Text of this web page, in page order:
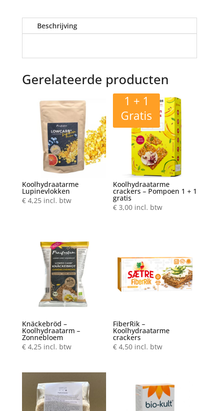
Beschrijving
Gerelateerde producten
Koolhydraatarme
Lupinevlokken
€4,25 incl. btw
Koolhydraatarme
crackers – Pompoen 1 + 1
gratis
€ 3,00 incl. btw
1 + 1
Gratis
Knäckebröd –
Koolhydraatarm –
Zonnebloem
€4,25 incl. btw
FiberRik –
Koolhydraatarme
crackers
€ 4,50 incl. btw